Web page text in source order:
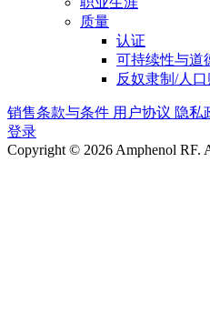
质量
认证
可持续性与道
反奴隶制/人
销售条款与条件 用户协议 隐私
登录
Copyright © 2026 Amphenol RF.